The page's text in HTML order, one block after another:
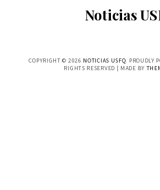
Noticias
COPYRIGHT © 2026 NOTICIAS USFQ. PROUDLY
RIGHTS RESERVED | MADE BY